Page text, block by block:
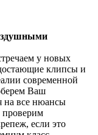
у новых
клипсы и
современной
Ваш
на все нюансы
проверим
если это